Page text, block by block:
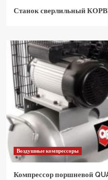
Станок сверлильный
Воздушные компрессоры
Компрессор поршневой